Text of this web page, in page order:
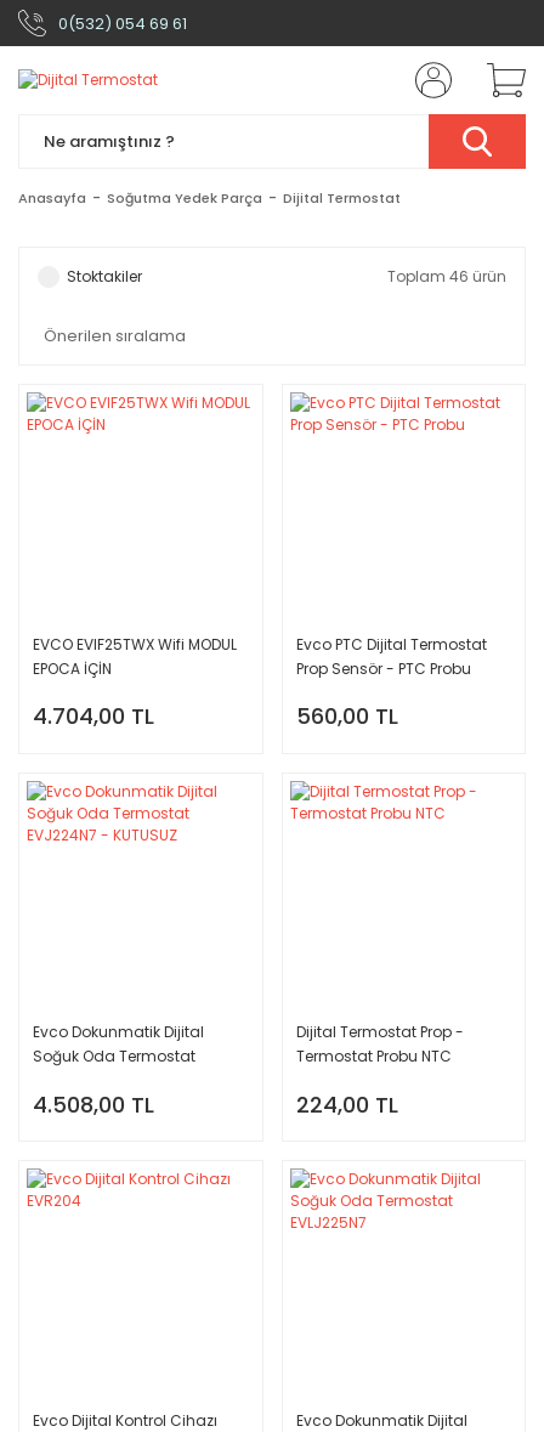
0(532) 054 69 61
Anasayfa Soğutma Yedek Parça Dijital Termostat
Stoktakiler Toplam 46 ürün
EVCO EVIF25TWX Wifi MODUL
EPOCA İÇİN
4.704,00 TL
Evco PTC Dijital Termostat
Prop Sensör - PTC Probu
560,00 TL
Evco Dokunmatik Dijital
Soğuk Oda Termostat
4.508,00 TL
Dijital Termostat Prop -
Termostat Probu NTC
224,00 TL
Evco Dijital Kontrol Cihazı
Evco Dokunmatik Dijital